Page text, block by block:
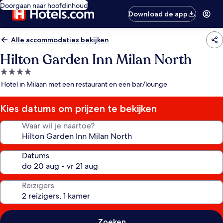
Doorgaan naar hoofdinhoud
Download de app
Alle accommodaties bekijken
Hilton Garden Inn Milan North
4.0-
sterrenaccommodatie
Hotel in Milaan met een restaurant en een bar/lounge
Kies datums om prijzen te bekijken
Waar wil je naartoe?
Datums
Reizigers